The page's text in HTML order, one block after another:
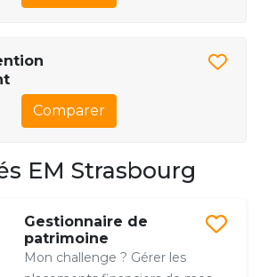
Comparer
EM Strasbourg
Gestionnaire de
patrimoine
Mon challenge ? Gérer les